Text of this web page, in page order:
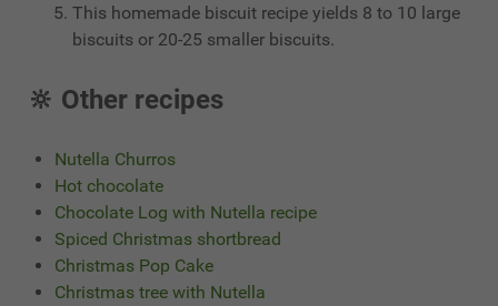
This homemade biscuit recipe yields 8 to 10 large
biscuits or 20-25 smaller biscuits.
🔆 Other recipes
Nutella Churros
Hot chocolate
Chocolate Log with Nutella recipe
Spiced Christmas shortbread
Christmas Pop Cake
Christmas tree with Nutella